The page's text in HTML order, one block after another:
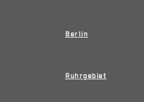
Berlin
Ruhrgebiet